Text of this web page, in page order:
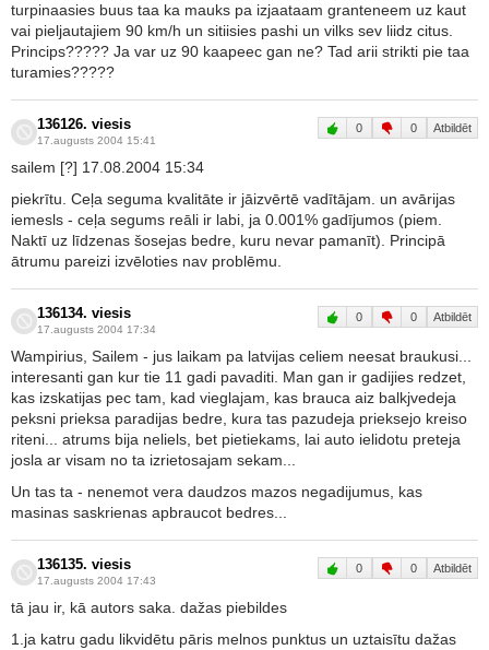
turpinaasies buus taa ka mauks pa izjaataam granteneem uz kaut
vai pieljautajiem 90 km/h un sitiisies pashi un vilks sev liidz citus.
Princips????? Ja var uz 90 kaapeec gan ne? Tad arii strikti pie taa
turamies?????
136126. viesis
17.augusts 2004 15:41
0 0 Atbildēt
sailem [?] 17.08.2004 15:34
piekrītu. Ceļa seguma kvalitāte ir jāizvērtē vadītājam. un avārijas
iemesls - ceļa segums reāli ir labi, ja 0.001% gadījumos (piem.
Naktī uz līdzenas šosejas bedre, kuru nevar pamanīt). Principā
ātrumu pareizi izvēloties nav problēmu.
136134. viesis
17.augusts 2004 17:34
0 0 Atbildēt
Wampirius, Sailem - jus laikam pa latvijas celiem neesat braukusi...
interesanti gan kur tie 11 gadi pavaditi. Man gan ir gadijies redzet,
kas izskatijas pec tam, kad vieglajam, kas brauca aiz balkjvedeja
peksni prieksa paradijas bedre, kura tas pazudeja prieksejo kreiso
riteni... atrums bija neliels, bet pietiekams, lai auto ielidotu preteja
josla ar visam no ta izrietosajam sekam...
Un tas ta - nenemot vera daudzos mazos negadijumus, kas
masinas saskrienas apbraucot bedres...
136135. viesis
17.augusts 2004 17:43
0 0 Atbildēt
tā jau ir, kā autors saka. dažas piebildes
1.ja katru gadu likvidētu pāris melnos punktus un uztaisītu dažas